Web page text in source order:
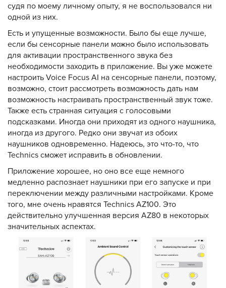
судя по моему личному опыту, я не воспользовался ни
одной из них.
Есть и упущенные возможности. Было бы еще лучше,
если бы сенсорные панели можно было использовать
для активации пространственного звука без
необходимости заходить в приложение. Вы уже можете
настроить Voice Focus AI на сенсорные панели, поэтому,
возможно, стоит рассмотреть возможность дать нам
возможность настраивать пространственный звук тоже.
Также есть странная ситуация с голосовыми
подсказками. Иногда они приходят из одного наушника,
иногда из другого. Редко они звучат из обоих
наушников одновременно. Надеюсь, это что-то, что
Technics сможет исправить в обновлении.
Приложение хорошее, но оно все еще немного
медленно распознает наушники при его запуске и при
переключении между различными настройками. Кроме
того, мне очень нравятся Technics AZ100. Это
действительно улучшенная версия AZ80 в некоторых
значительных аспектах.